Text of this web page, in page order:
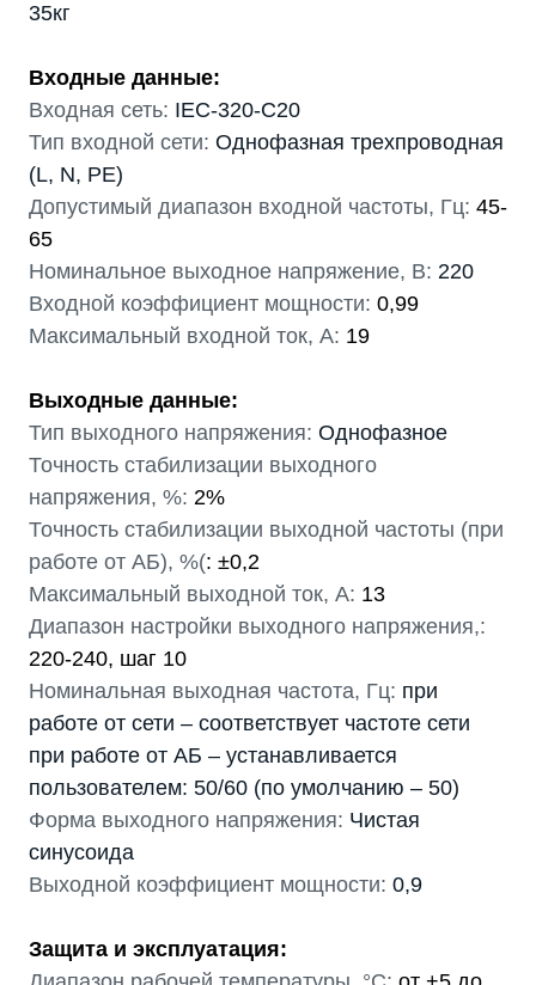
35кг
Входные данные:
Входная сеть: IEC-320-C20
Тип входной сети: Однофазная трехпроводная
(L, N, PE)
Допустимый диапазон входной частоты, Гц: 45-
65
Номинальное выходное напряжение, В: 220
Входной коэффициент мощности: 0,99
Максимальный входной ток, А: 19
Выходные данные:
Тип выходного напряжения: Однофазное
Точность стабилизации выходного
напряжения, %: 2%
Точность стабилизации выходной частоты (при
работе от АБ), %(: ±0,2
Максимальный выходной ток, А: 13
Диапазон настройки выходного напряжения,:
220-240, шаг 10
Номинальная выходная частота, Гц: при
работе от сети – соответствует частоте сети
при работе от АБ – устанавливается
пользователем: 50/60 (по умолчанию – 50)
Форма выходного напряжения: Чистая
синусоида
Выходной коэффициент мощности: 0,9
Защита и эксплуатация: